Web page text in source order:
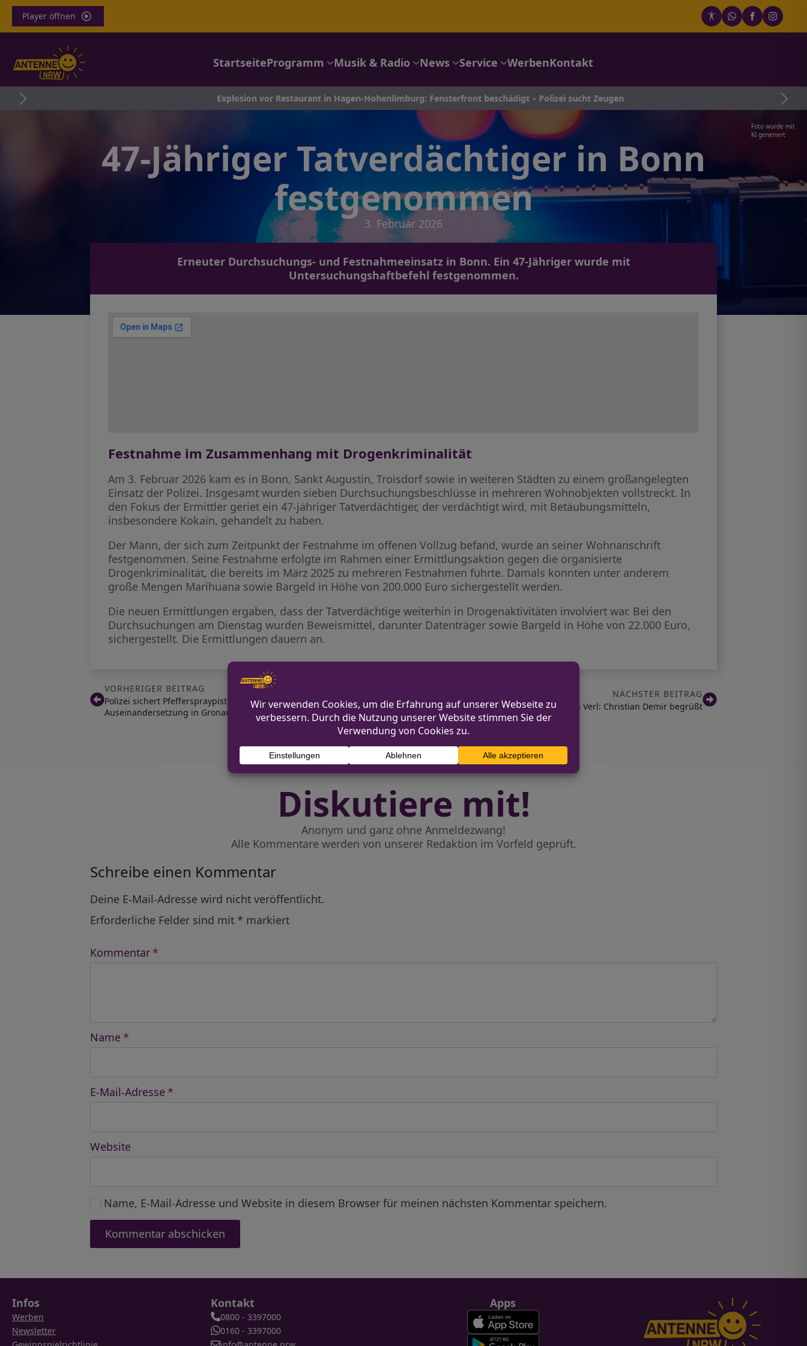
Player öffnen
StartseiteProgramm Musik & Radio News Service WerbenKontakt
Explosion vor Restaurant in Hagen-Hohenlimburg: Fensterfront beschädigt – Polizei sucht Zeugen
Foto wurde mit
KI generiert
47-Jähriger Tatverdächtiger in Bonn
festgenommen
3. Februar 2026
Erneuter Durchsuchungs- und Festnahmeeinsatz in Bonn. Ein 47-Jähriger wurde mit
Untersuchungshaftbefehl festgenommen.
Festnahme im Zusammenhang mit Drogenkriminalität
Am 3. Februar 2026 kam es in Bonn, Sankt Augustin, Troisdorf sowie in weiteren Städten zu einem großangelegten
Einsatz der Polizei. Insgesamt wurden sieben Durchsuchungsbeschlüsse in mehreren Wohnobjekten vollstreckt. In
den Fokus der Ermittler geriet ein 47-jähriger Tatverdächtiger, der verdächtigt wird, mit Betäubungsmitteln,
insbesondere Kokain, gehandelt zu haben.
Der Mann, der sich zum Zeitpunkt der Festnahme im offenen Vollzug befand, wurde an seiner Wohnanschrift
festgenommen. Seine Festnahme erfolgte im Rahmen einer Ermittlungsaktion gegen die organisierte
Drogenkriminalität, die bereits im März 2025 zu mehreren Festnahmen führte. Damals konnten unter anderem
große Mengen Marihuana sowie Bargeld in Höhe von 200.000 Euro sichergestellt werden.
Die neuen Ermittlungen ergaben, dass der Tatverdächtige weiterhin in Drogenaktivitäten involviert war. Bei den
Durchsuchungen am Dienstag wurden Beweismittel, darunter Datenträger sowie Bargeld in Höhe von 22.000 Euro,
sichergestellt. Die Ermittlungen dauern an.
VORHERIGER BEITRAG
Polizei sichert Pfefferspraypistole und Baseballschläger nach
Auseinandersetzung in Gronau
NÄCHSTER BEITRAG
Neuer Bezirksdienstbeamter in Verl: Christian Demir begrüßt
Diskutiere mit!
Anonym und ganz ohne Anmeldezwang!
Alle Kommentare werden von unserer Redaktion im Vorfeld geprüft.
Schreibe einen Kommentar
Deine E-Mail-Adresse wird nicht veröffentlicht.
Erforderliche Felder sind mit * markiert
Kommentar *
Name *
E-Mail-Adresse *
Website
Name, E-Mail-Adresse und Website in diesem Browser für meinen nächsten Kommentar speichern.
Infos
Werben
Newsletter
Kontakt
0800 - 3397000
0160 - 3397000
Apps